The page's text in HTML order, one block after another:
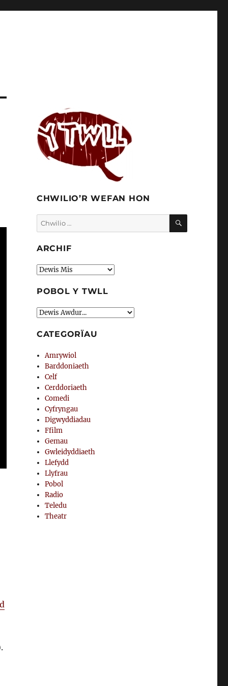
CHWILIO’R WEFAN HON
Chwilio
am:
CHWILIO
ARCHIF
Archif
POBOL Y TWLL
CATEGORÏAU
Amrywiol
Barddoniaeth
Celf
Cerddoriaeth
Comedi
Cyfryngau
Digwyddiadau
Ffilm
Gemau
Gwleidyddiaeth
Llefydd
Llyfrau
Pobol
Radio
Teledu
Theatr